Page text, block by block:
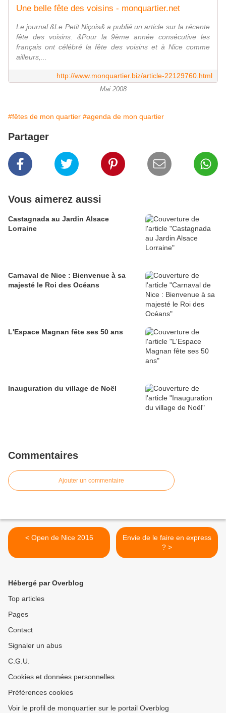
Une belle fête des voisins - monquartier.net
Le journal &Le Petit Niçois& a publié un article sur la récente
fête des voisins. &Pour la 9ème année consécutive les
français ont célébré la fête des voisins et à Nice comme
ailleurs,...
http://www.monquartier.biz/article-22129760.html
Mai 2008
#fêtes de mon quartier #agenda de mon quartier
Partager
Vous aimerez aussi
Castagnada au Jardin Alsace
Lorraine
Carnaval de Nice : Bienvenue à sa
majesté le Roi des Océans
L'Espace Magnan fête ses 50 ans
Inauguration du village de Noël
Commentaires
Ajouter un commentaire
< Open de Nice 2015
Envie de le faire en express
? >
Hébergé par Overblog
Top articles
Pages
Contact
Signaler un abus
C.G.U.
Cookies et données personnelles
Préférences cookies
Voir le profil de monquartier sur le portail Overblog